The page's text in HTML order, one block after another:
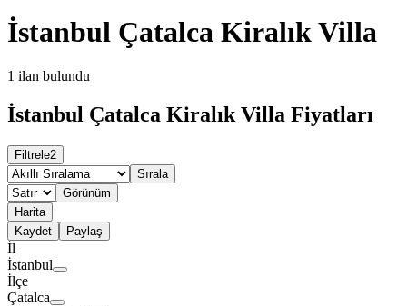
İstanbul Çatalca Kiralık Villa
1 ilan bulundu
İstanbul Çatalca Kiralık Villa Fiyatları
Filtrele2
Sırala
Görünüm
Harita
Kaydet
Paylaş
İl
İstanbul
İlçe
Çatalca